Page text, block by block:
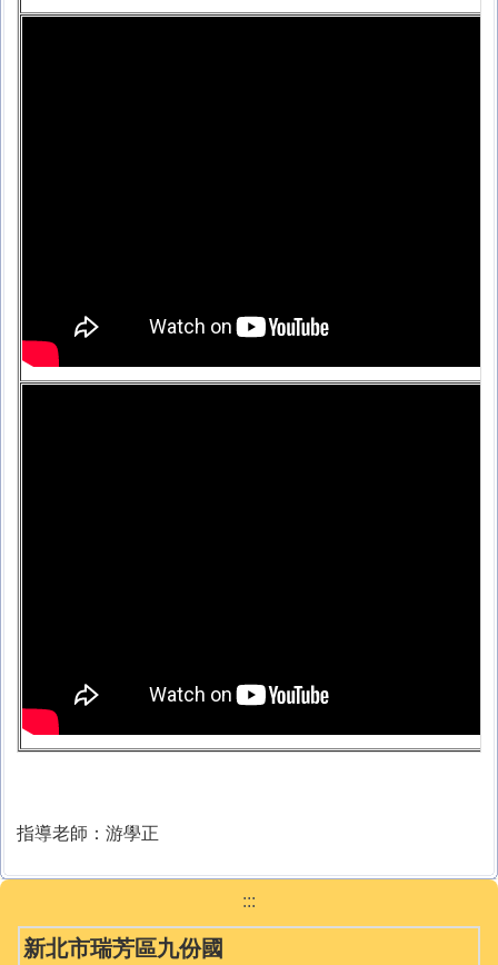
指導老師：游學正
:::
新北市瑞芳區九份國